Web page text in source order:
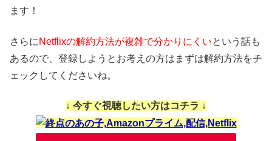
ます！
さらに Netflixの解約方法が複雑で分かりにくいという話も
あるので、登録しようとお考えの方はまずは解約方法をチ
ェックしてくださいね。
↓ 今すぐ視聴したい方はコチラ ↓